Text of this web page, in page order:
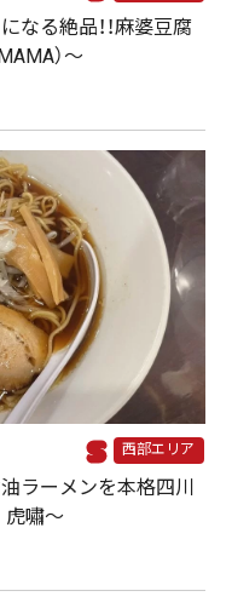
る絶品！！麻婆豆腐
）〜
西部エリア
ラーメンを本格四川
嘯～